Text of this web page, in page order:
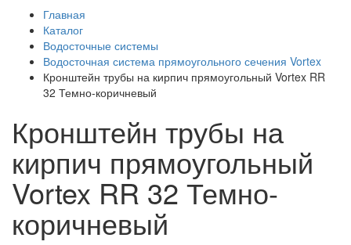
Главная
Каталог
Водосточные системы
Водосточная система прямоугольного сечения Vortex
Кронштейн трубы на кирпич прямоугольный Vortex RR
32 Темно-коричневый
Кронштейн трубы на
кирпич прямоугольный
Vortex RR 32 Темно-
коричневый